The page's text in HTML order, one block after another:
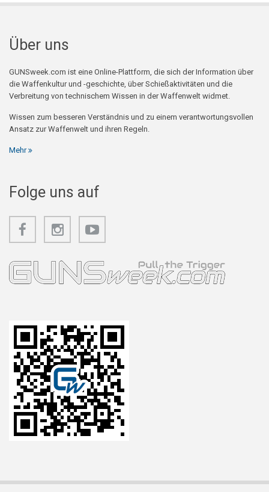
Über uns
GUNSweek.com ist eine Online-Plattform, die sich der Information über
die Waffenkultur und -geschichte, über Schießaktivitäten und die
Verbreitung von technischem Wissen in der Waffenwelt widmet.
Wissen zum besseren Verständnis und zu einem verantwortungsvollen
Ansatz zur Waffenwelt und ihren Regeln.
Mehr
Folge uns auf